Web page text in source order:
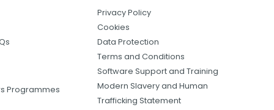
Programmes
Privacy Policy
Cookies
Data Protection
Terms and Conditions
Software Support and Training
Modern Slavery and Human
Trafficking Statement